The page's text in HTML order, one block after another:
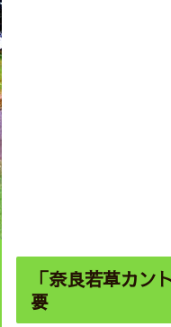
「奈良若草カン
要